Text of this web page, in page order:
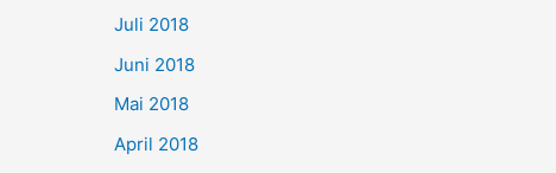
Juli 2018
Juni 2018
Mai 2018
April 2018